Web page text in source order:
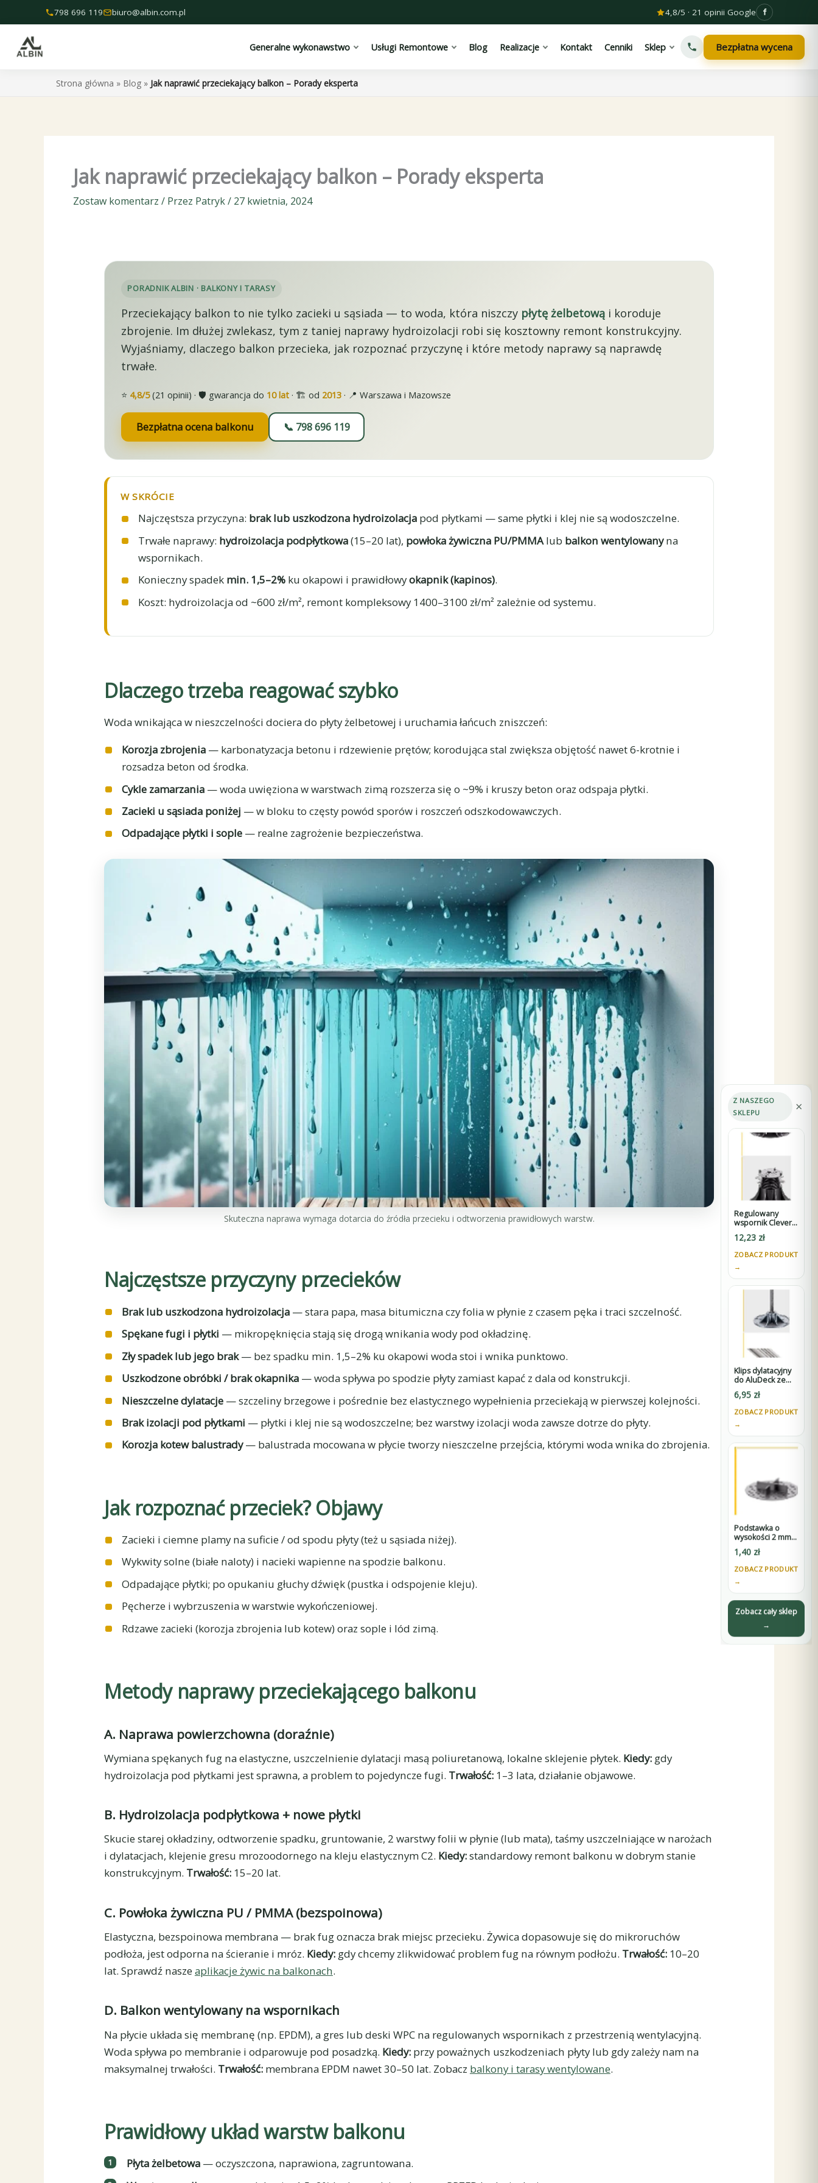
do
treści
798 696 119 biuro@albin.com.pl 4,8/5 · 21 opinii Google
Generalne wykonawstwo Usługi Remontowe Blog Realizacje Kontakt Cenniki Sklep Bezpłatna wycena
Strona główna » Blog » Jak naprawić przeciekający balkon – Porady eksperta
Jak naprawić przeciekający balkon – Porady eksperta
Zostaw komentarz / Przez Patryk/ 27 kwietnia, 2024
PORADNIK ALBIN · BALKONY I TARASY
Przeciekający balkon to nie tylko zacieki u sąsiada — to woda, która niszczy płytę żelbetową i koroduje
zbrojenie. Im dłużej zwlekasz, tym z taniej naprawy hydroizolacji robi się kosztowny remont konstrukcyjny.
Wyjaśniamy, dlaczego balkon przecieka, jak rozpoznać przyczynę i które metody naprawy są naprawdę
trwałe.
⭐ 4,8/5(21 opinii) · 🛡️ gwarancja do 10 lat · 🏗️ od 2013 · 📍 Warszawa i Mazowsze
Bezpłatna ocena balkonu 📞 798 696 119
W SKRÓCIE
Najczęstsza przyczyna: brak lub uszkodzona hydroizolacjapod płytkami — same płytki i klej nie są wodoszczelne.
Trwałe naprawy: hydroizolacja podpłytkowa(15–20 lat), powłoka żywiczna PU/PMMAlub balkon wentylowanyna
wspornikach.
Konieczny spadek min. 1,5–2%ku okapowi i prawidłowyokapnik (kapinos).
Koszt: hydroizolacja od ~600 zł/m², remont kompleksowy 1400–3100 zł/m² zależnie od systemu.
Dlaczego trzeba reagować szybko
Woda wnikająca w nieszczelności dociera do płyty żelbetowej i uruchamia łańcuch zniszczeń:
Korozja zbrojenia— karbonatyzacja betonu i rdzewienie prętów; korodująca stal zwiększa objętość nawet 6-krotnie i
rozsadza beton od środka.
Cykle zamarzania— woda uwięziona w warstwach zimą rozszerza się o ~9% i kruszy beton oraz odspaja płytki.
Zacieki u sąsiada poniżej — w bloku to częsty powód sporów i roszczeń odszkodowawczych.
Odpadające płytki i sople— realne zagrożenie bezpieczeństwa.
Skuteczna naprawa wymaga dotarcia do źródła przecieku i odtworzenia prawidłowych warstw.
Najczęstsze przyczyny przecieków
Brak lub uszkodzona hydroizolacja— stara papa, masa bitumiczna czy folia w płynie z czasem pęka i traci szczelność.
Spękane fugi i płytki — mikropęknięcia stają się drogą wnikania wody pod okładzinę.
Zły spadek lub jego brak— bez spadku min. 1,5–2% ku okapowi woda stoi i wnika punktowo.
Uszkodzone obróbki / brak okapnika— woda spływa po spodzie płyty zamiast kapać z dala od konstrukcji.
Nieszczelne dylatacje— szczeliny brzegowe i pośrednie bez elastycznego wypełnienia przeciekają w pierwszej kolejności.
Brak izolacji pod płytkami — płytki i klej nie są wodoszczelne; bez warstwy izolacji woda zawsze dotrze do płyty.
Korozja kotew balustrady— balustrada mocowana w płycie tworzy nieszczelne przejścia, którymi woda wnika do zbrojenia.
Jak rozpoznać przeciek? Objawy
Zacieki i ciemne plamy na suficie / od spodu płyty (też u sąsiada niżej).
Wykwity solne (białe naloty) i nacieki wapienne na spodzie balkonu.
Odpadające płytki; po opukaniu głuchy dźwięk (pustka i odspojenie kleju).
Pęcherze i wybrzuszenia w warstwie wykończeniowej.
Rdzawe zacieki (korozja zbrojenia lub kotew) oraz sople i lód zimą.
Metody naprawy przeciekającego balkonu
A. Naprawa powierzchowna (doraźnie)
Wymiana spękanych fug na elastyczne, uszczelnienie dylatacji masą poliuretanową, lokalne sklejenie płytek. Kiedy:gdy
hydroizolacja pod płytkami jest sprawna, a problem to pojedyncze fugi. Trwałość:1–3 lata, działanie objawowe.
B. Hydroizolacja podpłytkowa + nowe płytki
Skucie starej okładziny, odtworzenie spadku, gruntowanie, 2 warstwy folii w płynie (lub mata), taśmy uszczelniające w narożach
i dylatacjach, klejenie gresu mrozoodornego na kleju elastycznym C2. Kiedy:standardowy remont balkonu w dobrym stanie
konstrukcyjnym. Trwałość:15–20 lat.
C. Powłoka żywiczna PU / PMMA (bezspoinowa)
Elastyczna, bezspoinowa membrana — brak fug oznacza brak miejsc przecieku. Żywica dopasowuje się do mikroruchów
podłoża, jest odporna na ścieranie i mróz. Kiedy:gdy chcemy zlikwidować problem fug na równym podłożu. Trwałość:10–20
lat. Sprawdź naszeaplikacje żywic na balkonach.
D. Balkon wentylowany na wspornikach
Na płycie układa się membranę (np. EPDM), a gres lub deski WPC na regulowanych wspornikach z przestrzenią wentylacyjną.
Woda spływa po membranie i odparowuje pod posadzką. Kiedy:przy poważnych uszkodzeniach płyty lub gdy zależy nam na
maksymalnej trwałości. Trwałość:membrana EPDM nawet 30–50 lat. Zobacz balkony i tarasy wentylowane.
Prawidłowy układ warstw balkonu
Płyta żelbetowa — oczyszczona, naprawiona, zagruntowana.
Z NASZEGO
SKLEPU
×
Regulowany
wspornik Clever
Level 40-80 mm
do tarasów
wentylowanych z
dystansem 3 mm
pod płyty i
adapterem pod
legary
12,23 zł
ZOBACZ PRODUKT
→
Klips dylatacyjny
do AluDeck ze
stali nierdzewnej
6,95 zł
ZOBACZ PRODUKT
→
Podstawka o
wysokości 2 mm
do układania płyt
tarasowych na
sucho ze
szczeliną 3 mm -
czarna
1,40 zł
ZOBACZ PRODUKT
→
Zobacz cały sklep
→